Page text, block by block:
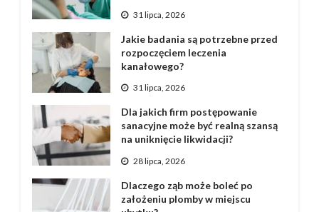
31 lipca, 2026
Jakie badania są potrzebne przed
rozpoczęciem leczenia
kanałowego?
31 lipca, 2026
Dla jakich firm postępowanie
sanacyjne może być realną szansą
na uniknięcie likwidacji?
28 lipca, 2026
Dlaczego ząb może boleć po
założeniu plomby w miejscu